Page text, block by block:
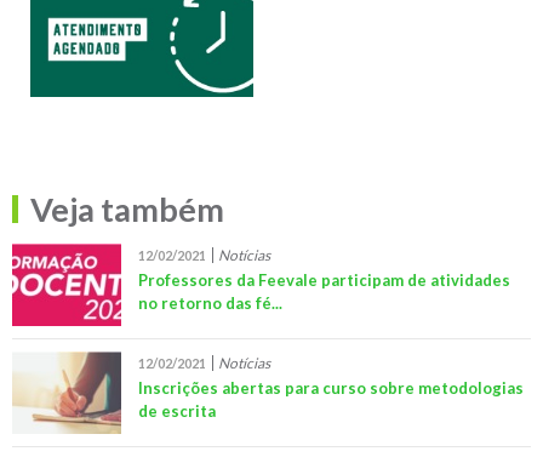
Veja também
12/02/2021 Notícias
Professores da Feevale participam de atividades
no retorno das fé...
12/02/2021 Notícias
Inscrições abertas para curso sobre metodologias
de escrita